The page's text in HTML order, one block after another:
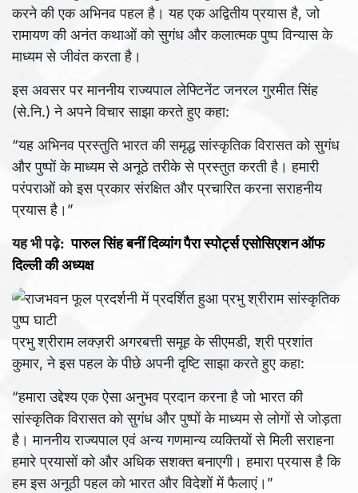
करने की एक अभिनव पहल है। यह एक अद्वितीय प्रयास है, जो
रामायण की अनंत कथाओं को सुगंध और कलात्मक पुष्प विन्यास के
माध्यम से जीवंत करता है।
इस अवसर पर माननीय राज्यपाल लेफ्टिनेंट जनरल गुरमीत सिंह
(से.नि.) ने अपने विचार साझा करते हुए कहा:
“यह अभिनव प्रस्तुति भारत की समृद्ध सांस्कृतिक विरासत को सुगंध
और पुष्पों के माध्यम से अनूठे तरीके से प्रस्तुत करती है। हमारी
परंपराओं को इस प्रकार संरक्षित और प्रचारित करना सराहनीय
प्रयास है।”
यह भी पढ़े: पारुल सिंह बनीं दिव्यांग पैरा स्पोर्ट्स एसोसिएशन ऑफ
दिल्ली की अध्यक्ष
प्रभु श्रीराम लक्ज़री अगरबत्ती समूह के सीएमडी, श्री प्रशांत
कुमार, ने इस पहल के पीछे अपनी दृष्टि साझा करते हुए कहा:
“हमारा उद्देश्य एक ऐसा अनुभव प्रदान करना है जो भारत की
सांस्कृतिक विरासत को सुगंध और पुष्पों के माध्यम से लोगों से जोड़ता
है। माननीय राज्यपाल एवं अन्य गणमान्य व्यक्तियों से मिली सराहना
हमारे प्रयासों को और अधिक सशक्त बनाएगी। हमारा प्रयास है कि
हम इस अनूठी पहल को भारत और विदेशों में फैलाएं।”